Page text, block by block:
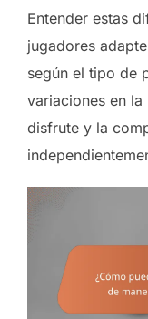
Entender estas
jugadores
según el tipo de
variaciones en
disfrute y la